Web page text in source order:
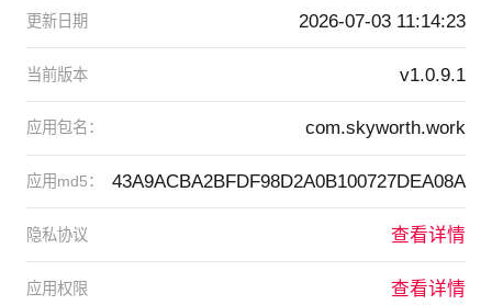
更新日期 2026-07-03 11:14:23
当前版本 v1.0.9.1
应用包名： com.skyworth.work
应用md5： 43A9ACBA2BFDF98D2A0B100727DEA08A
隐私协议 查看详情
应用权限 查看详情